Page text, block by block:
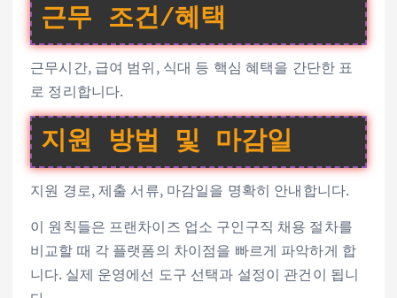
근무 조건/혜택
근무시간, 급여 범위, 식대 등 핵심 혜택을 간단한 표
로 정리합니다.
지원 방법 및 마감일
지원 경로, 제출 서류, 마감일을 명확히 안내합니다.
이 원칙들은 프랜차이즈 업소 구인구직 채용 절차를
비교할 때 각 플랫폼의 차이점을 빠르게 파악하게 합
니다. 실제 운영에선 도구 선택과 설정이 관건이 됩니